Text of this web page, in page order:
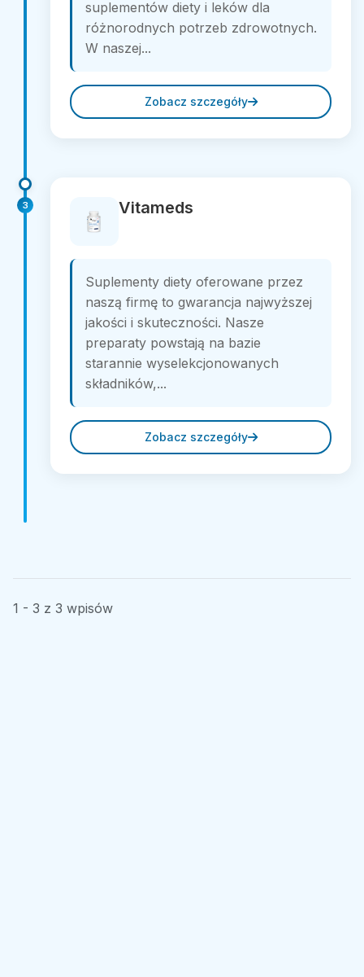
suplementów diety i leków dla
różnorodnych potrzeb zdrowotnych.
W naszej...
Zobacz szczegóły
3 Vitameds
Suplementy diety oferowane przez
naszą firmę to gwarancja najwyższej
jakości i skuteczności. Nasze
preparaty powstają na bazie
starannie wyselekcjonowanych
składników,...
Zobacz szczegóły
1 - 3 z 3 wpisów